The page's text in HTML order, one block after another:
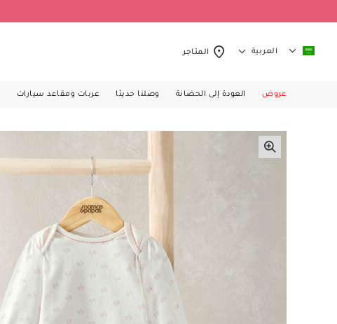
العربية المتاجر
عروض العودة إلى الحضانة وصلنا حديثا عربات ومقاعد سيارات